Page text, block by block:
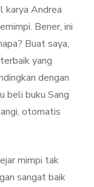
karya Andrea
Bener, ini
Buat saya,
yang
dengan
beli buku Sang
otomatis
mimpi tak
sangat baik